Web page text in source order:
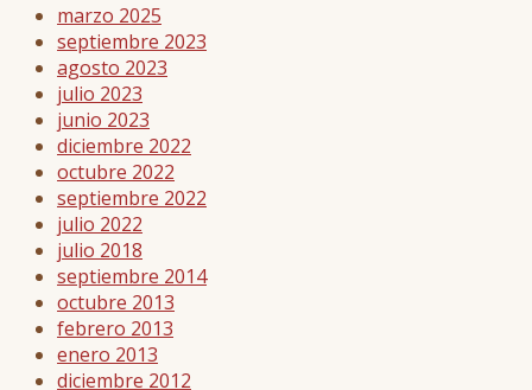
marzo 2025
septiembre 2023
agosto 2023
julio 2023
junio 2023
diciembre 2022
octubre 2022
septiembre 2022
julio 2022
julio 2018
septiembre 2014
octubre 2013
febrero 2013
enero 2013
diciembre 2012